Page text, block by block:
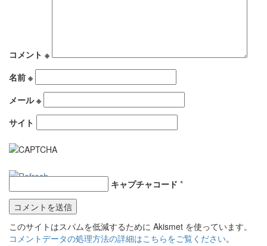
コメント ※
名前 ※
メール※
サイト
キャプチャコード *
このサイトはスパムを低減するために Akismet を使っています。
コメントデータの処理方法の詳細はこちらをご覧ください。